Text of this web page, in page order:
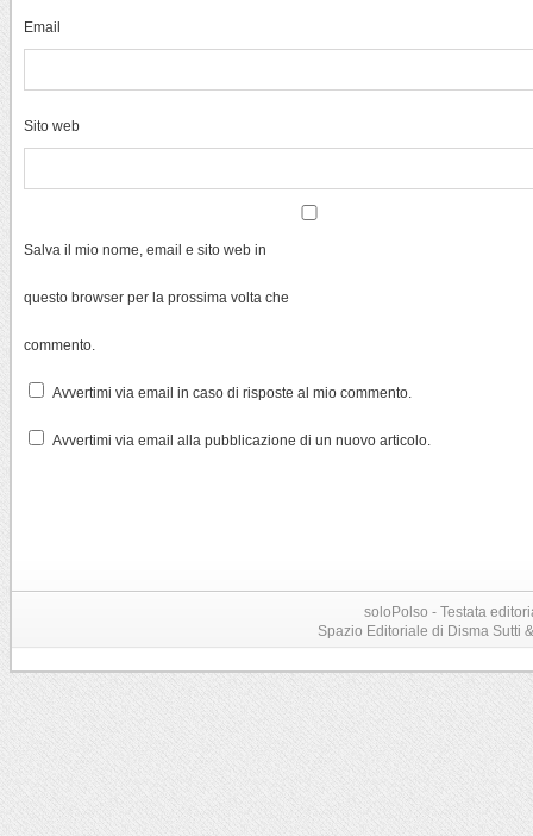
Email
Sito web
Salva il mio nome, email e sito web in
questo browser per la prossima volta che
commento.
Avvertimi via email in caso di risposte al mio commento.
Avvertimi via email alla pubblicazione di un nuovo articolo.
soloPolso - Testata
Spazio Editoriale di Disma Sutti